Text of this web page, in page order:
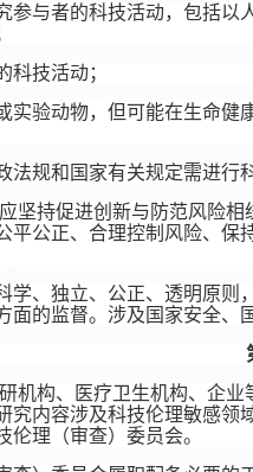
参与者的科技活动，包括
科技活动；
实验动物，但可能在生命
法规和国家有关规定需进
坚持促进创新与防范风险
平公正、合理控制风险、
学、独立、公正、透明原
面的监督。涉及国家安全
机构、医疗卫生机构、企
究内容涉及科技伦理敏感
伦理（审查）委员会。